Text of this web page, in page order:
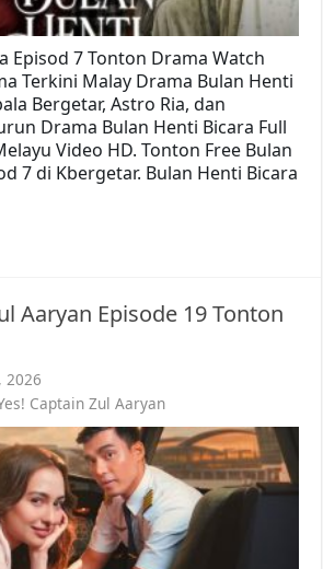
Episod 7 Tonton Drama Watch
Terkini Malay Drama Bulan Henti
Bergetar, Astro Ria, dan
Drama Bulan Henti Bicara Full
Video HD. Tonton Free Bulan
7 di Kbergetar. Bulan Henti Bicara
Aaryan Episode 19 Tonton
2026
Captain Zul Aaryan